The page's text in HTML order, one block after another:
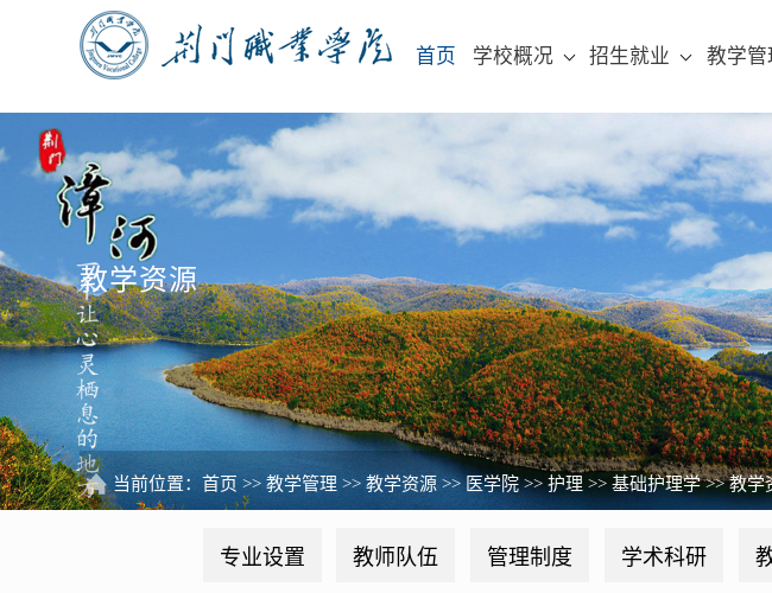
首页 学校概况 招生就业 教学管
教学资源
当前位置：首页 >>教学管理 >>教学资源 >>医学院>>护理 >>基础护理学>>教学
专业设置 教师队伍 管理制度 学术科研